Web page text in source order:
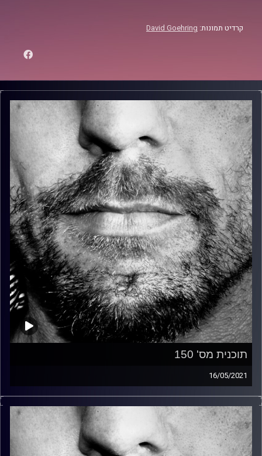
קרדיט תמונות: David Goehring
תוכנית מס' 150
16/05/2021
זיפים, מוזיקה מחוספסת של הופעות חיות. הרבה ג'אם, רוק,
בלוז, bluegrass, ג'אז, Fאנק, פרוגרסיב ואפילו אלקטרוניקה.
כל מה שחי, אמיתי ונושם.
עם שמוליק רגב.